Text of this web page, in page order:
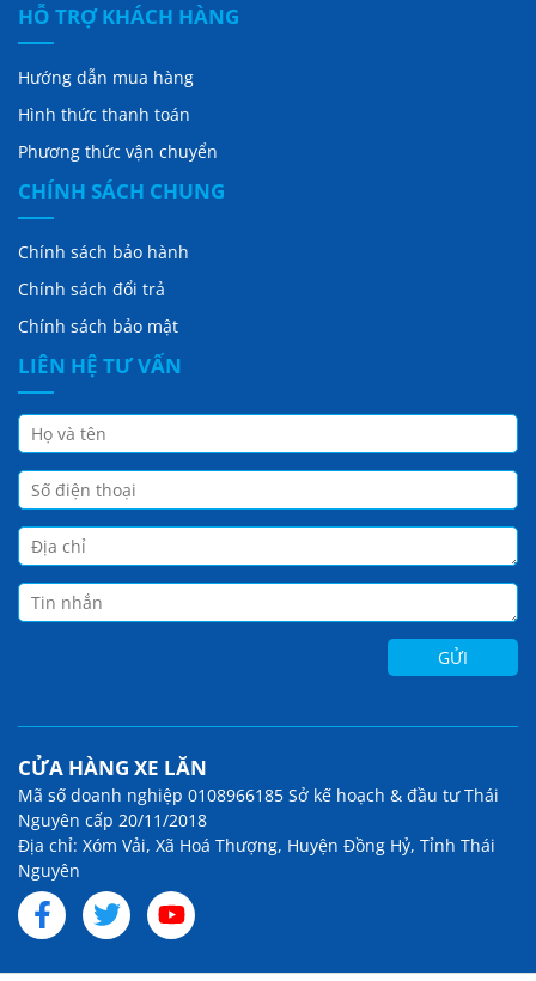
HỖ TRỢ KHÁCH HÀNG
Hướng dẫn mua hàng
Hình thức thanh toán
Phương thức vận chuyển
CHÍNH SÁCH CHUNG
Chính sách bảo hành
Chính sách đổi trả
Chính sách bảo mật
LIÊN HỆ TƯ VẤN
CỬA HÀNG XE LĂN
Mã số doanh nghiệp 0108966185 Sở kế hoạch & đầu tư Thái
Nguyên cấp 20/11/2018
Địa chỉ: Xóm Vải, Xã Hoá Thượng, Huyện Đồng Hỷ, Tỉnh Thái
Nguyên